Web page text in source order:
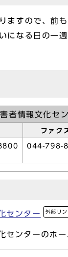
ますので、前
になる日の一
者情報文化セ
ファク
044-798-
センター 外部リン
センターのホー